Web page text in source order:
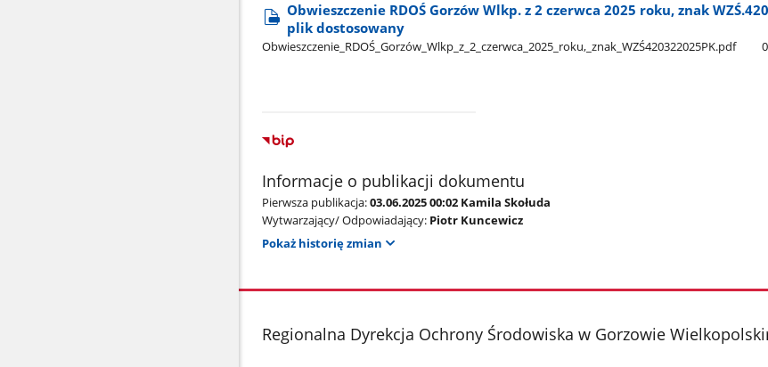
Obwieszczenie RDOŚ Gorzów Wlkp. z 2 czerwca 2025 roku, znak
plik dostosowany
Obwieszczenie​_RDOŚ​_Gorzów​_Wlkp​_z​_2​_czerwca​_2025​_roku,​_znak​_WZŚ420322025PK.pdf
Informacje o publikacji dokumentu
Pierwsza publikacja:03.06.2025 00:02 Kamila Skołuda
Wytwarzający/ Odpowiadający: Piotr Kuncewicz
Pokaż historię zmian
stopka
Regionalna Dyrekcja Ochrony Środowiska w Gorzowie